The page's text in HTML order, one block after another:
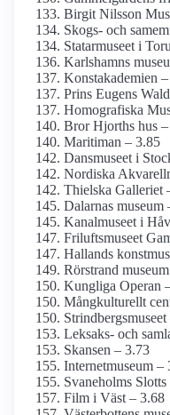
Birgit Nilsson
Skogs- och
Statarmuseet i
Karlshamns
Konst­akademien
Prins Eugens
Homografiska
Bror Hjorths hus
Maritiman – 3.85
Dansmuseet i
Nordiska
Thielska Galleriet
Dalarnas museum
Kanalmuseet i
Frilufts­museet
Hallands
Rörstrand
Kungliga Operan
Mångkulturellt
Leksaks- och
Skansen – 3.73
Internet­museum –
Svaneholms
Film i Väst – 3.68